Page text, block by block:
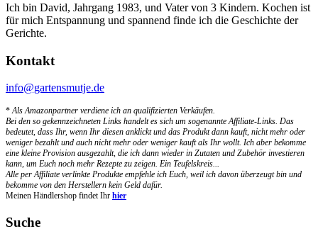
Ich bin David, Jahrgang 1983, und Vater von 3 Kindern. Kochen ist
für mich Entspannung und spannend finde ich die Geschichte der
Gerichte.
Kontakt
info@gartensmutje.de
*Als Amazonpartner verdiene ich an qualifizierten Verkäufen.
Bei den so gekennzeichneten Links handelt es sich um sogenannte Affiliate-Links. Das
bedeutet, dass Ihr, wenn Ihr diesen anklickt und das Produkt dann kauft, nicht mehr oder
weniger bezahlt und auch nicht mehr oder weniger kauft als Ihr wollt. Ich aber bekomme
eine kleine Provision ausgezahlt, die ich dann wieder in Zutaten und Zubehör investieren
kann, um Euch noch mehr Rezepte zu zeigen. Ein Teufelskreis...
Alle per Affiliate verlinkte Produkte empfehle ich Euch, weil ich davon überzeugt bin und
bekomme von den Herstellern kein Geld dafür.
Meinen Händlershop findet Ihr hier
Suche